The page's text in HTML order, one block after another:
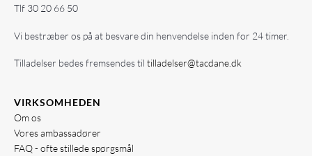
Tlf 30 20 66 50
Vi bestræber os på at besvare din henvendelse inden for 24 timer.
Tilladelser bedes fremsendes til tilladelser@tacdane.dk
VIRKSOMHEDEN
Om os
Vores ambassadører
FAQ - ofte stillede spørgsmål